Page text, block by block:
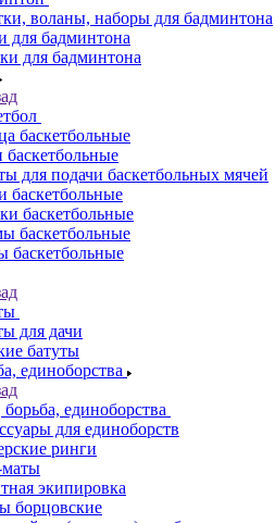
воланы, наборы для бадминтона
для бадминтона
для бадминтона
баскетбольные
для подачи баскетбольных мячей
баскетбольные
баскетбольные
баскетбольные
для дачи
батуты
единоборства
борьба, единоборства
для единоборств
ринги
маты
экипировка
борцовские